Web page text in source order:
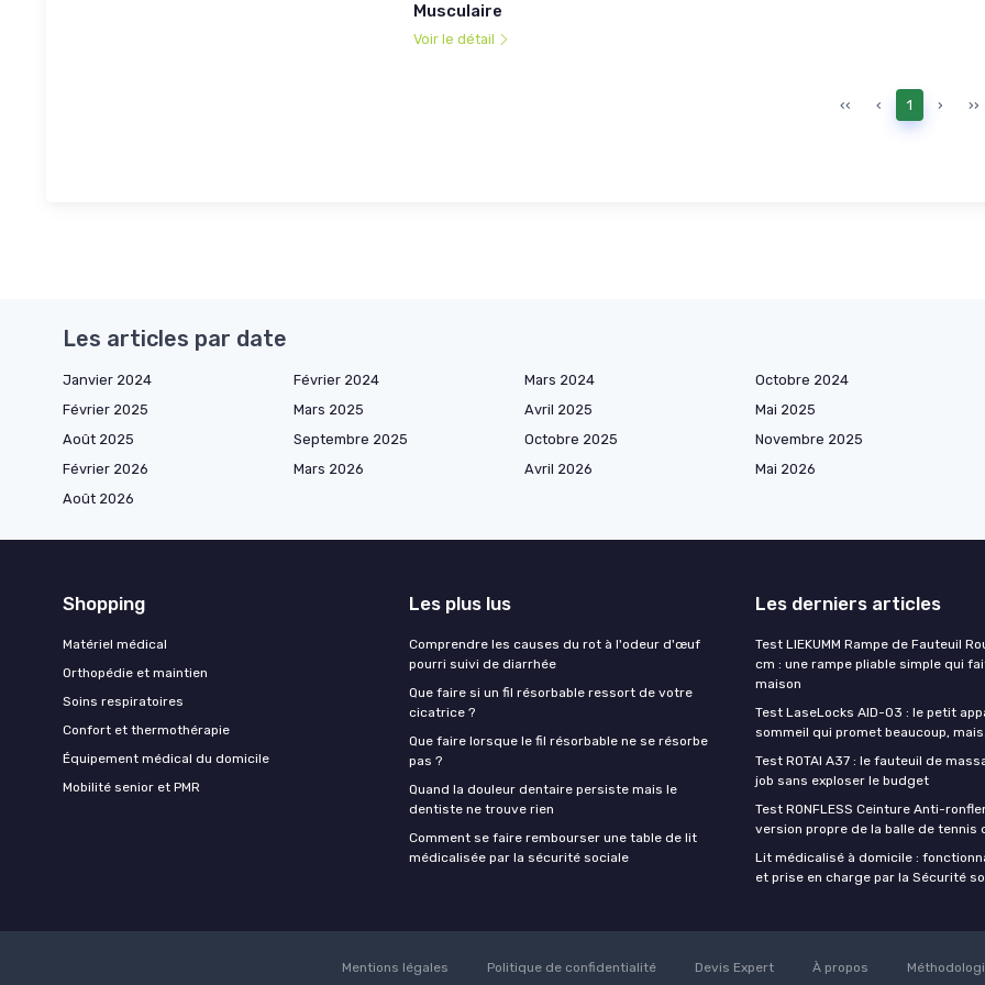
Musculaire
Voir le détail
‹‹ ‹ 1 › ››
Les articles par date
Janvier 2024 Février 2024 Mars 2024
Octobre 2024
Février 2025
Mars 2025 Avril 2025
Mai 2025
Août 2025
Septembre 2025 Octobre 2025
Novembre 2025
Février 2026
Mars 2026 Avril 2026
Mai 2026
Août 2026
Shopping
Matériel médical
Orthopédie et maintien
Soins respiratoires
Confort et thermothérapie
Équipement médical du domicile
Mobilité senior et PMR
Les plus lus
Comprendre les causes du rot à l'odeur d'œuf
pourri suivi de diarrhée
Que faire si un fil résorbable ressort de votre
cicatrice ?
Que faire lorsque le fil résorbable ne se résorbe
pas ?
Quand la douleur dentaire persiste mais le
dentiste ne trouve rien
Comment se faire rembourser une table de lit
médicalisée par la sécurité sociale
Les derniers articles
Test LIEKUMM Rampe de Fauteuil
cm : une rampe pliable simple qui
maison
Test LaseLocks AID-03 : le petit
sommeil qui promet beaucoup,
Test ROTAI A37 : le fauteuil de
job sans exploser le budget
Test RONFLESS Ceinture Anti-
version propre de la balle de tennis
Lit médicalisé à domicile :
et prise en charge par la Sécurité
Mentions légales Politique de confidentialité Devis Expert À propos